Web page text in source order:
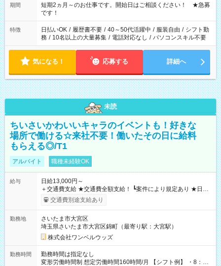
※週最低15時間以上の勤務が必要です
期間
短期2ヵ月～のお仕事です。開始日はご相談ください！ ★急募
です！
特徴 日払いOK / 履歴書不要 / 40～50代活躍中 / 服装自由 / シフト勤
務 / 10名以上の大量募集 / 電話対応なし / パソコンスキル不要
気になる！ 応募する 詳細へ
未読
ちいさいかわいいキャラのイベントも！好きな
場所で働ける☆来社不要！働いたその日に給料
もらえる◎/T1
アルバイト 職種未経験OK
給与
日給13,000円～
＋交通費支給 ★交通費全額支給！ ┗案件により規定あり ★日払
いOK！（規定あり） ┗働いたその日に現金GET♪ お仕事後はコ
ンビニATMから 日払い分を引き落とせます！ 【試用期間】試
交通費別途支給あり
勤務地
さいたま市大宮区
埼玉県さいたま市大宮区錦町（最寄り駅：大宮駅）
株式会社ワンベルウッズ
勤務時間
勤務時間は指定なし
変形労働時間制 想定労働時間160時間/月 【シフト例】 ・8：00